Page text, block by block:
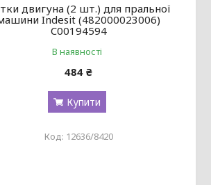
двигуна (2 шт.) для пральної
Indesit (482000023006)
C00194594
В наявності
484 ₴
Купити
12636/8420